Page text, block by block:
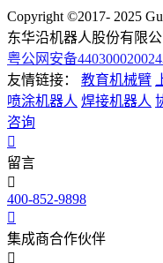
Copyright ©2017- 2025
东华沿机器人股份有限
粤公网安备
友情链接：
教育机械臂
喷涂机器人 焊接机器人
咨询
留言
400-852-9898
集成商合作伙伴